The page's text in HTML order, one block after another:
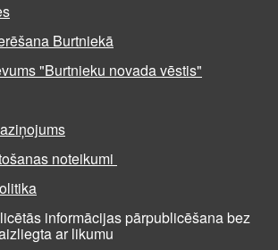
Burtniekā
"Burtnieku novada vēstis"
noteikumi
informācijas pārpublicēšana bez
ar likumu